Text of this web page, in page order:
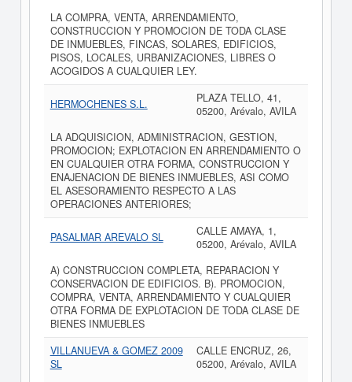
LA COMPRA, VENTA, ARRENDAMIENTO,
CONSTRUCCION Y PROMOCION DE TODA CLASE
DE INMUEBLES, FINCAS, SOLARES, EDIFICIOS,
PISOS, LOCALES, URBANIZACIONES, LIBRES O
ACOGIDOS A CUALQUIER LEY.
HERMOCHENES S.L.
PLAZA TELLO, 41,
05200, Arévalo, AVILA
LA ADQUISICION, ADMINISTRACION, GESTION,
PROMOCION; EXPLOTACION EN ARRENDAMIENTO O
EN CUALQUIER OTRA FORMA, CONSTRUCCION Y
ENAJENACION DE BIENES INMUEBLES, ASI COMO
EL ASESORAMIENTO RESPECTO A LAS
OPERACIONES ANTERIORES;
PASALMAR AREVALO SL
CALLE AMAYA, 1,
05200, Arévalo, AVILA
A) CONSTRUCCION COMPLETA, REPARACION Y
CONSERVACION DE EDIFICIOS. B). PROMOCION,
COMPRA, VENTA, ARRENDAMIENTO Y CUALQUIER
OTRA FORMA DE EXPLOTACION DE TODA CLASE DE
BIENES INMUEBLES
VILLANUEVA & GOMEZ 2009
SL
CALLE ENCRUZ, 26,
05200, Arévalo, AVILA